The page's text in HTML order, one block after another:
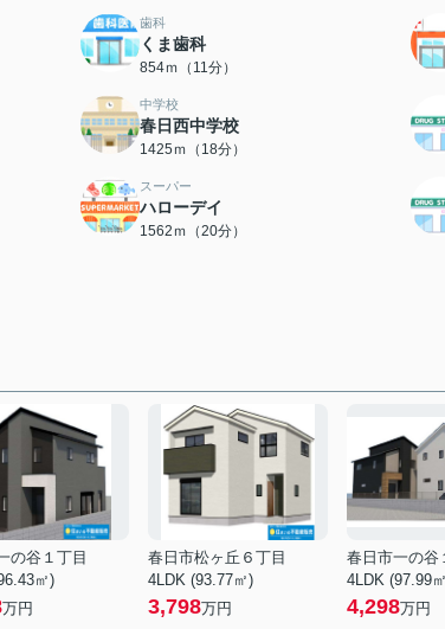
歯科
くま歯科
854ｍ（11分）
中学校
春日西中学校
1425ｍ（18分）
スーパー
ハローデイ
1562ｍ（20分）
の谷１丁目
㎡)
万円
春日市松ヶ丘６丁目
4LDK (93.77㎡)
3,798万円
春日市一の谷
4LDK (97.99
4,298万円